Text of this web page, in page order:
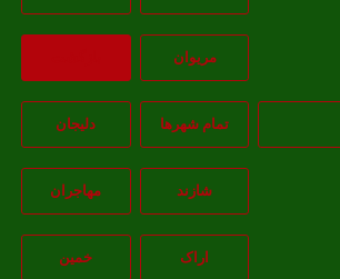
مريوان
تمام شهر‌ها دلیجان
شازند مهاجران
اراک خمين